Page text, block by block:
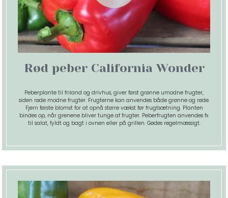
Rød peber California Wonder
Peberplante til friland og drivhus, giver først grønne umodne frugter,
siden røde modne frugter. Frugterne kan anvendes både grønne og røde.
Fjern første blomst for at opnå større vækst før frugtsætning. Planten
bindes op, når grenene bliver tunge af frugter. Peberfrugten anvendes fx
til salat, fyldt og bagt i ovnen eller på grillen. Gødes regelmæssigt.